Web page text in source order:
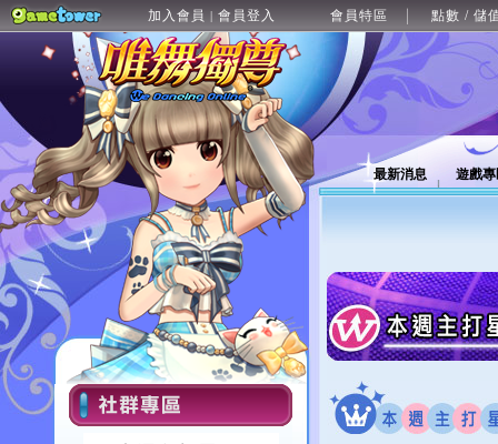
加入會員 | 會員登入 會員特區 點數 / 儲
最新消息 遊戲